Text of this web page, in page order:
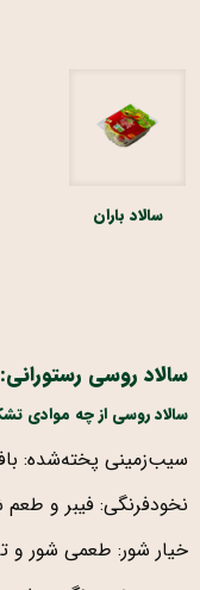
سالاد باران
سالاد روسی
سالاد روسی از چه موادی
سیب‌زمینی پخته‌شده:
نخودفرنگی: فیبر و
خیار شور: طعمی شور و